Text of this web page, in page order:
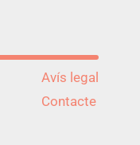
Avís legal
Contacte